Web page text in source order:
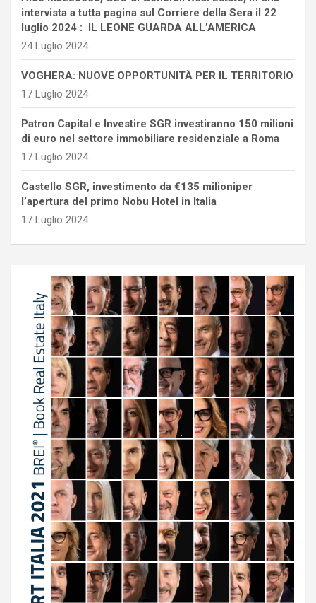
intervista a tutta pagina sul Corriere della Sera il 22
luglio 2024 : IL LEONE GUARDA ALL’AMERICA
24 Luglio 2024
VOGHERA: NUOVE OPPORTUNITÀ PER IL TERRITORIO
17 Luglio 2024
Patron Capital e Investire SGR investiranno 150 milioni
di euro nel settore immobiliare residenziale a Roma
17 Luglio 2024
Castello SGR, investimento da €135 milioniper
l’apertura del primo Nobu Hotel in Italia
17 Luglio 2024